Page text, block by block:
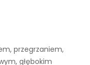
przegrzaniem,
głębokim